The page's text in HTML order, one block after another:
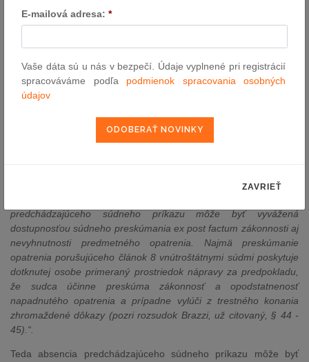
z najnovších rozhodnutí (Mukhtarli proti Azerbajdžanu a
považuje za potrebné zopakovať, že prehliadka obsahu
mobilného telefónu - ktorá predstavuje opatrenie vážne
zasahujúce do súkromného života a korešpondencie osoby -
nemôže byť v súlade s článkom 8 Dohovoru, ak je ponechaná na
neobmedzenú voľnú úvahu vyšetrovateľa; článok 8 vyžaduje
vydanie príkazu nezávislým orgánom, ak ide o zásah do súkromia
osoby (pozri Dumitru Popescu proti Rumunsko (č. 2), č.
71525/01, § 71, 26. apríla 2007, a Trabajo Rueda, už citovaný, §
Dôležitou skutočnosťou je, že
predchádzajúceho súdneho príkazu môže byť vyvážená
dostupnosťou súdneho preskúmania ex post factum zákonnosti aj
nevyhnutnosti predmetného opatrenia. Najmä preskúmanie
opatrenia porušujúceho článok 8 vnútroštátnymi súdmi poskytuje
dotknutej osobe primeraný prostriedok nápravy za predpokladu,
že sudca účinne preskúma zákonnosť a opodstatnenosť
napadnutého opatrenia a prípadne vylúči z trestného konania
zhromaždené dôkazy (pozri rozsudok Brazzi, už citovaný, § 44 -
45).“.
Teda absencia predchádzajúceho súdneho príkazu môže byť
E-mailová adresa: *
Vaše dáta sú u nás v bezpečí. Údaje vyplnené pri registrácií
spracováváme podľa podmienok spracovania osobných
údajov
ZAVRIEŤ